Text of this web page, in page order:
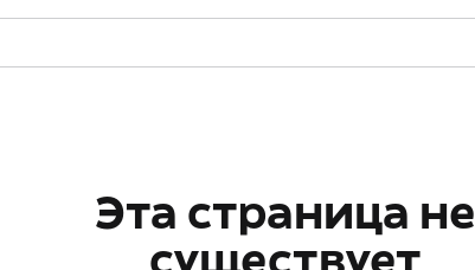
Эта страница не